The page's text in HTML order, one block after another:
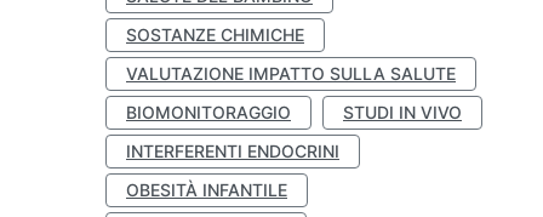
SOSTANZE CHIMICHE
VALUTAZIONE IMPATTO SULLA SALUTE
BIOMONITORAGGIO
STUDI IN VIVO
INTERFERENTI ENDOCRINI
OBESITÀ INFANTILE